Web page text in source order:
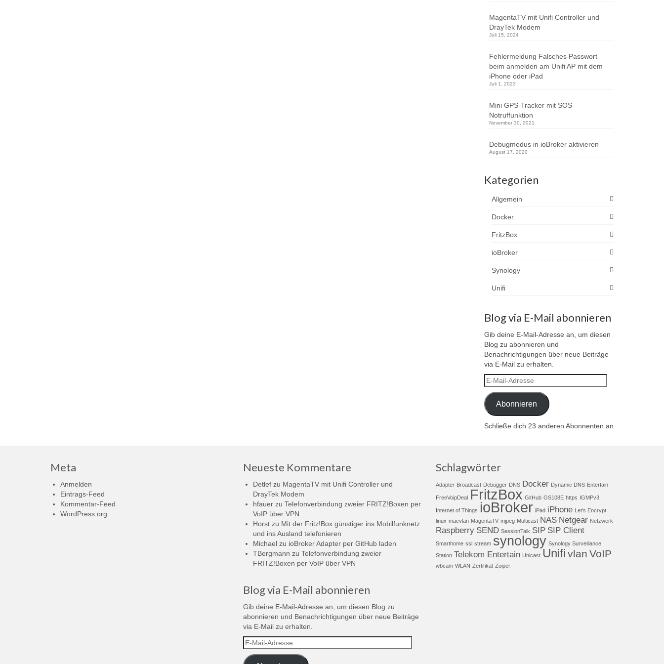
MagentaTV mit Unifi Controller und
DrayTek Modem
Juli 15, 2024
Fehlermeldung Falsches Passwort
beim anmelden am Unifi AP mit dem
iPhone oder iPad
Juli 1, 2023
Mini GPS-Tracker mit SOS
Notruffunktion
November 30, 2021
Debugmodus in ioBroker aktivieren
August 17, 2020
Kategorien
Allgemein
Docker
FritzBox
ioBroker
Synology
Unifi
Blog via E-Mail abonnieren
Gib deine E-Mail-Adresse an, um diesen
Blog zu abonnieren und
Benachrichtigungen über neue Beiträge
via E-Mail zu erhalten.
E-
Mail-
Adresse
Abonnieren
Schließe dich 23 anderen Abonnenten an
Meta
Anmelden
Eintrags-Feed
Kommentar-Feed
WordPress.org
Neueste Kommentare
Detlef zu MagentaTV mit Unifi Controller und
DrayTek Modem
hfauer zu Telefonverbindung zweier FRITZ!Boxen per
VoIP über VPN
Horst zu Mit der Fritz!Box günstiger ins Mobilfunknetz
und ins Ausland telefonieren
Michael zu ioBroker Adapter per GitHub laden
TBergmann zu Telefonverbindung zweier
FRITZ!Boxen per VoIP über VPN
Blog via E-Mail abonnieren
Gib deine E-Mail-Adresse an, um diesen Blog zu
abonnieren und Benachrichtigungen über neue Beiträge
via E-Mail zu erhalten.
E-
Mail-
Adresse
Schlagwörter
Adapter Broadcast Debugger DNS Docker Dynamic DNS Entertain
FreeVoipDeal FritzBox GitHub GS108E https IGMPv3
Internet of Things ioBroker iPad iPhone Let's Encrypt
linux macvlan MagentaTV mjpeg Multicast NAS Netgear Netzwerk
Raspberry SEND SessionTalk SIP SIP Client
Smarthome ssl stream synology Synology Surveillance
Station Telekom Entertain Unicast Unifi vlan VoIP
wbcam WLAN Zertifikat Zoiper